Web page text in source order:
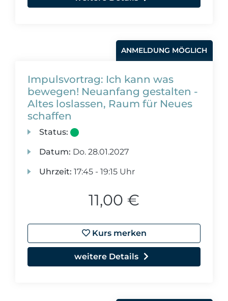
ANMELDUNG MÖGLICH
Impulsvortrag: Ich kann was
bewegen! Neuanfang gestalten -
Altes loslassen, Raum für Neues
schaffen
Status:
Datum: Do. 28.01.2027
Uhrzeit: 17:45 - 19:15 Uhr
11,00 €
Kurs merken
weitere Details